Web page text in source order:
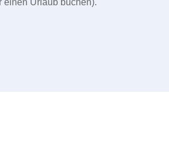
einen Urlaub buchen).